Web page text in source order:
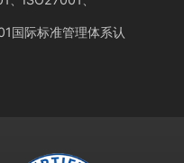
国际标准管理体系认